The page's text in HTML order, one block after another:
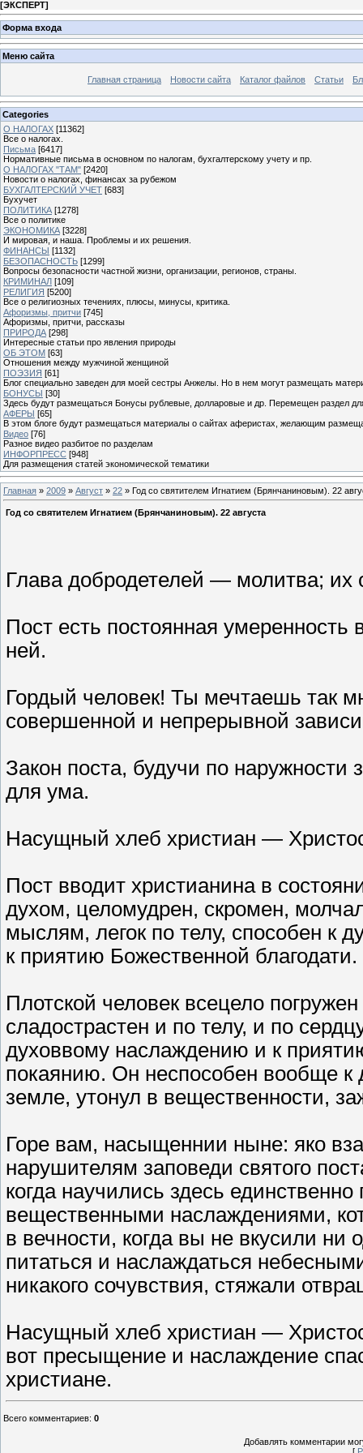
[ЭКСПЕРТ]
Форма входа
Меню сайта
Главная страница Новости сайта Каталог файлов Статьи
Categories
О НАЛОГАХ [11362]
Все о налогах.
Письма [6417]
Нормативные письма в основном по налогам, бухгалтерскому учету и пр.
О НАЛОГАХ "ТАМ" [2420]
Новости о налогах, финансах за рубежом
БУХГАЛТЕРСКИЙ УЧЕТ [683]
Бухучет
ПОЛИТИКА [1278]
Все о политике
ЭКОНОМИКА [3228]
И мировая, и наша. Проблемы и их решения.
ФИНАНСЫ [1132]
БЕЗОПАСНОСТЬ [1299]
Вопросы безопасности частной жизни, организации, регионов, страны.
КРИМИНАЛ [109]
РЕЛИГИЯ [5200]
Все о религиозных течениях, плюсы, минусы, критика.
Афоризмы, притчи [745]
Афоризмы, притчи, рассказы
ПРИРОДА [298]
Интересные статьи про явления природы
ОБ ЭТОМ [63]
Отношения между мужчиной женщиной
ПОЭЗИЯ [61]
Блог специально заведен для моей сестры Анжелы. Но в нем могут размещать
БОНУСЫ [30]
Здесь будут размещаться Бонусы рублевые, долларовые и др. Перемещен раздел
АФЕРЫ [65]
В этом блоге будут размещаться материалы о сайтах аферистах, желающим
Видео [76]
Разное видео разбитое по разделам
ИНФОРПРЕСС [948]
Для размещения статей экономической тематики
Главная » 2009 » Август » 22 » Год со святителем Игнатием (Брянчаниновым). 22
Год со святителем Игнатием (Брянчаниновым). 22 августа
Глава добродетелей — молитва; их
Пост есть постоянная
ней.
Гордый человек! Ты мечтаешь так
совершенной и непрерывной
Закон поста, будучи по наружности
для ума.
Насущный хлеб христиан —
Пост вводит христианина в
духом, целомудрен, скромен,
мыслям, легок по телу, способен к
к приятию Божественной благодати.
Плотской человек всецело
сладострастен и по телу, и по
духоввому наслаждению и к
покаянию. Он неспособен вообще к
земле, утонул в вещественности,
Горе вам, насыщеннии ныне: яко
нарушителям заповеди святого
когда научились здесь
вещественными наслаждениями,
в вечности, когда вы не вкусили ни
питаться и наслаждаться
никакого сочувствия, стяжали
Насущный хлеб христиан —
вот пресыщение и наслаждение
христиане.
Всего комментариев: 0
Добавлять комментарии